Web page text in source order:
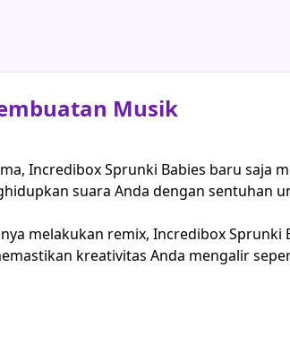
Musik
Incredibox Sprunki Babies baru saja
suara Anda dengan sentuhan
melakukan remix, Incredibox
kreativitas Anda mengalir